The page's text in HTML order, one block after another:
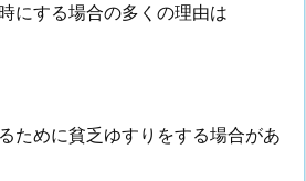
にする場合の多くの理由は
ために貧乏ゆすりをする場合があ